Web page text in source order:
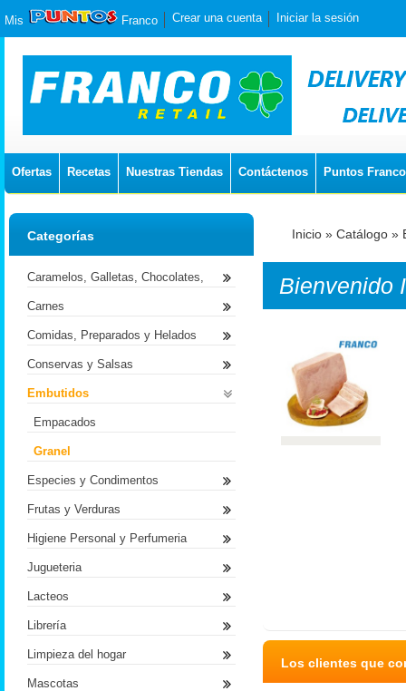
Mis Franco Crear una cuenta Iniciar la sesión
Ofertas Recetas Nuestras Tiendas Contáctenos Puntos Franco
Inicio » Catálogo »
Bienvenido
Los clientes que
Categorías
Caramelos, Galletas, Chocolates,
Carnes
Comidas, Preparados y Helados
Conservas y Salsas
Embutidos
Empacados
Granel
Especies y Condimentos
Frutas y Verduras
Higiene Personal y Perfumeria
Jugueteria
Lacteos
Librería
Limpieza del hogar
Mascotas